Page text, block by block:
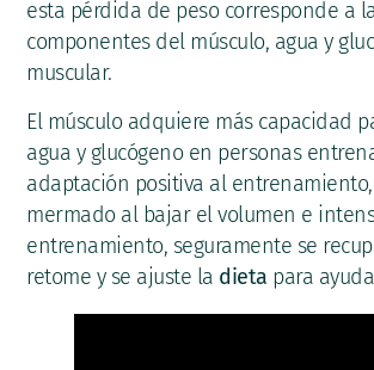
esta pérdida de peso corresponde a
componentes del músculo, agua y
muscular.
El músculo adquiere más capacidad
agua y glucógeno en personas
adaptación positiva al
mermado al bajar el volumen e
entrenamiento, seguramente se
retome y se ajuste la dieta para